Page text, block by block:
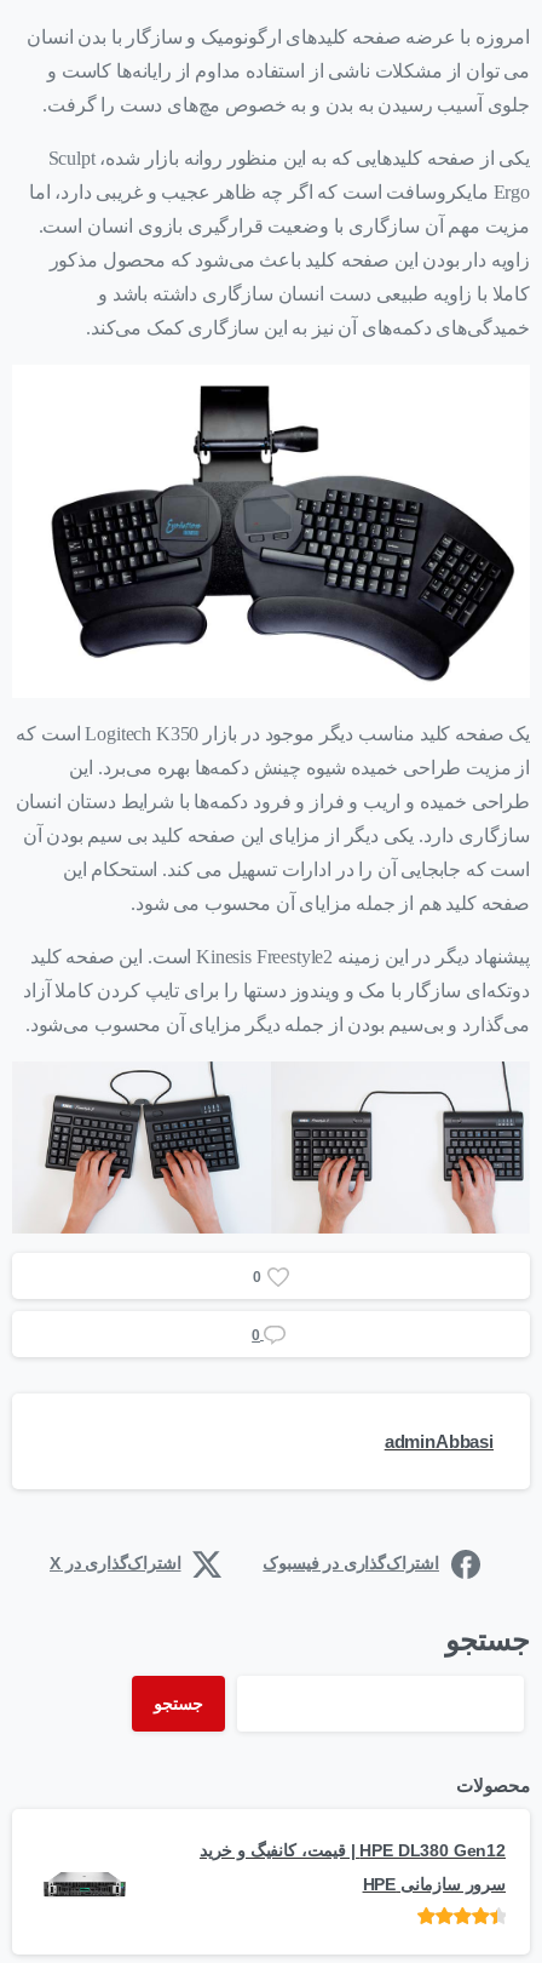
امروزه با عرضه صفحه کلیدهای ارگونومیک و سازگار با بدن انسان
می توان از مشکلات ناشی از استفاده مداوم از رایانه‌ها کاست و
جلوی آسیب رسیدن به بدن و به خصوص مچ‌های دست را گرفت.
یکی از صفحه کلیدهایی که به این منظور روانه بازار شده، Sculpt
Ergo مایکروسافت است که اگر چه ظاهر عجیب و غریبی دارد، اما
مزیت مهم آن سازگاری با وضعیت قرارگیری بازوی انسان است.
زاویه دار بودن این صفحه کلید باعث می‌شود که محصول مذکور
کاملا با زاویه طبیعی دست انسان سازگاری داشته باشد و
خمیدگی‌های دکمه‌های آن نیز به این سازگاری کمک می‌کند.
یک صفحه کلید مناسب دیگر موجود در بازار Logitech K350 است که
از مزیت طراحی خمیده شیوه چینش دکمه‌ها بهره می‌برد. این
طراحی خمیده و اریب و فراز و فرود دکمه‌ها با شرایط دستان انسان
سازگاری دارد. یکی دیگر از مزایای این صفحه کلید بی سیم بودن آن
است که جابجایی آن را در ادارات تسهیل می کند. استحکام این
صفحه کلید هم از جمله مزایای آن محسوب می شود.
پیشنهاد دیگر در این زمینه Kinesis Freestyle2 است. این صفحه کلید
دوتکه‌ای سازگار با مک و ویندوز دستها را برای تایپ کردن کاملا آزاد
می‌گذارد و بی‌سیم بودن از جمله دیگر مزایای آن محسوب می‌شود.
0
0
adminAbbasi
اشتراک‌گذاری در فیسبوک اشتراک‌گذاری در X
جستجو
جستجو
محصولات
HPE DL380 Gen12 | قیمت، کانفیگ و خرید
سرور سازمانی HPE